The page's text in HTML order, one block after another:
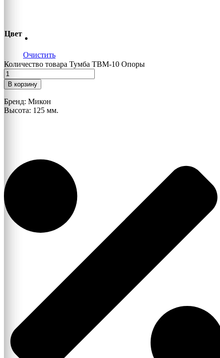
Цвет
Очистить
Количество товара Тумба ТВМ-10 Опоры
В корзину
Бренд: Микон
Высота: 125 мм.